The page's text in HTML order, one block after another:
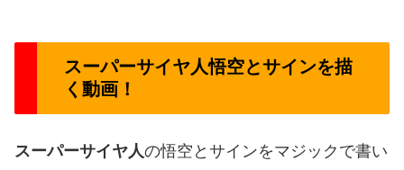
スーパーサイヤ人悟空とサインを描
く動画！
スーパーサイヤ人の悟空とサインをマジックで書い